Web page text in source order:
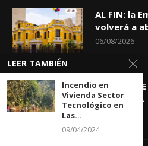
AL FIN: la
volverá a
06/08/2026
KEIKO TRAE
GIOVANNA
04/08/2026
LEER TAMBIÉN
Incendio en
Vivienda Sector
Tecnológico en
Las...
09/04/2024